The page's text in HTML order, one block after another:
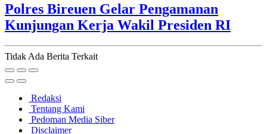
Polres Bireuen Gelar Pengamanan
Kunjungan Kerja Wakil Presiden RI
Tidak Ada Berita Terkait
Redaksi
Tentang Kami
Pedoman Media Siber
Disclaimer